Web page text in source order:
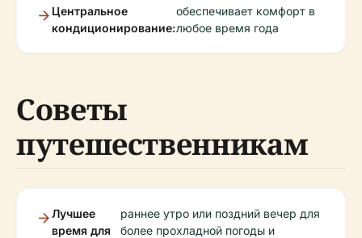
Центральное
кондиционирование:
обеспечивает комфорт в
любое время года
Советы
путешественникам
Лучшее
время для
раннее утро или поздний вечер для
более прохладной погоды и